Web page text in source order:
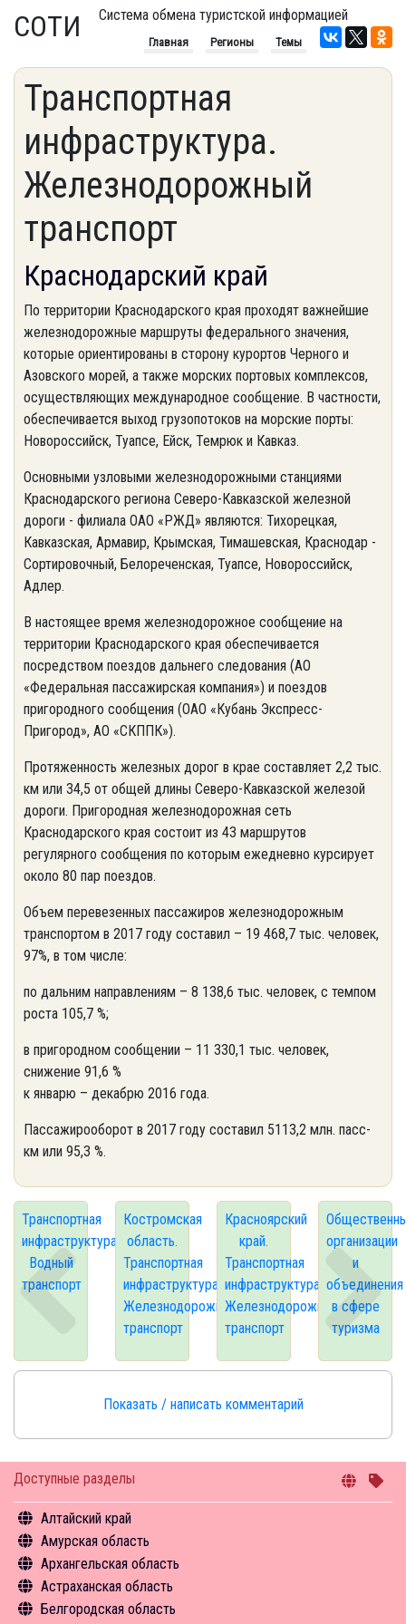
СОТИ Система обмена туристской информацией
Главная Регионы Темы
Доступные разделы
Алтайский край
Общая информация
Объекты туристского притяжения
Инфрастуктура туризма
Туризм в цифрах
Амурская область
Общая информация
Объекты туристского притяжения
Инфрастуктура туризма
Архангельская область
Общая информация
Объекты туристского притяжения
Астраханская область
Общая информация
Белгородская область
Транспортная
инфраструктура.
Железнодорожный
транспорт
Краснодарский край
По территории Краснодарского края проходят важнейшие
железнодорожные маршруты федерального значения,
которые ориентированы в сторону курортов Черного и
Азовского морей, а также морских портовых комплексов,
осуществляющих международное сообщение. В частности,
обеспечивается выход грузопотоков на морские порты:
Новороссийск, Туапсе, Ейск, Темрюк и Кавказ.
Основными узловыми железнодорожными станциями
Краснодарского региона Северо-Кавказской железной
дороги - филиала ОАО «РЖД» являются: Тихорецкая,
Кавказская, Армавир, Крымская, Тимашевская, Краснодар -
Сортировочный, Белореченская, Туапсе, Новороссийск,
Адлер.
В настоящее время железнодорожное сообщение на
территории Краснодарского края обеспечивается
посредством поездов дальнего следования (АО
«Федеральная пассажирская компания») и поездов
пригородного сообщения (ОАО «Кубань Экспресс-
Пригород», АО «СКППК»).
Протяженность железных дорог в крае составляет 2,2 тыс.
км или 34,5 от общей длины Северо-Кавказской железой
дороги. Пригородная железнодорожная сеть
Краснодарского края состоит из 43 маршрутов
регулярного сообщения по которым ежедневно курсирует
около 80 пар поездов.
Объем перевезенных пассажиров железнодорожным
транспортом в 2017 году составил – 19 468,7 тыс. человек,
97%, в том числе:
по дальним направлениям – 8 138,6 тыс. человек, с темпом
роста 105,7 %;
в пригородном сообщении – 11 330,1 тыс. человек,
снижение 91,6 %
к январю – декабрю 2016 года.
Пассажирооборот в 2017 году составил 5113,2 млн. пасс-
км или 95,3 %.
Транспортная
инфраструктура.
Водный
транспорт
Костромская
область.
Транспортная
инфраструктура.
Железнодорожный
транспорт
Красноярский
край.
Транспортная
инфраструктура.
Железнодорожный
транспорт
организации
и
объединения
в сфере
туризма
Показать / написать комментарий